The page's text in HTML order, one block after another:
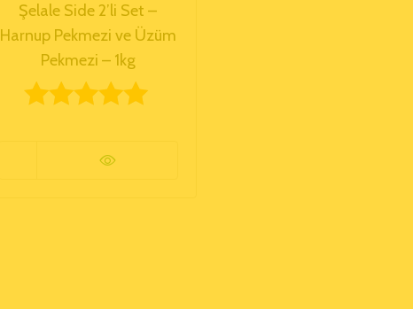
Şelale Side 2’li Set –
Harnup Pekmezi ve Üzüm
Pekmezi – 1kg
oy aldı